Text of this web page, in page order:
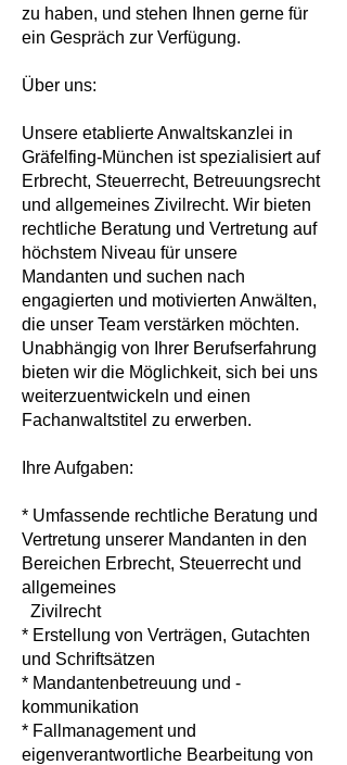
zu haben, und stehen Ihnen gerne für
ein Gespräch zur Verfügung.
Über uns:
Unsere etablierte Anwaltskanzlei in
Gräfelfing-München ist spezialisiert auf
Erbrecht, Steuerrecht, Betreuungsrecht
und allgemeines Zivilrecht. Wir bieten
rechtliche Beratung und Vertretung auf
höchstem Niveau für unsere
Mandanten und suchen nach
engagierten und motivierten Anwälten,
die unser Team verstärken möchten.
Unabhängig von Ihrer Berufserfahrung
bieten wir die Möglichkeit, sich bei uns
weiterzuentwickeln und einen
Fachanwaltstitel zu erwerben.
Ihre Aufgaben:
* Umfassende rechtliche Beratung und
Vertretung unserer Mandanten in den
Bereichen Erbrecht, Steuerrecht und
allgemeines
Zivilrecht
* Erstellung von Verträgen, Gutachten
und Schriftsätzen
* Mandantenbetreuung und -
kommunikation
* Fallmanagement und
eigenverantwortliche Bearbeitung von